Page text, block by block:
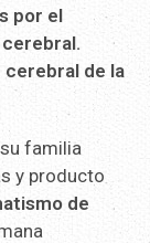
por el
de la
familia
y producto
de